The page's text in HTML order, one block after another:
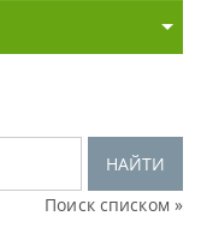
НАЙТИ
Поиск списком »